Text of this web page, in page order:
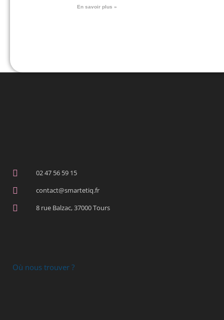
En savoir plus »
02 47 56 59 15
contact@smartetiq.fr
8 rue Balzac, 37000 Tours
Où nous trouver ?